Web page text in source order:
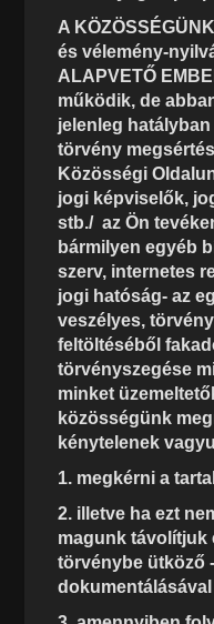
A
és vélemény-
ALAPVETŐ
működik, de
jelenleg
törvény
Közösségi
jogi képviselők,
stb./ az Ön
bármilyen egyéb
szerv, internetes
jogi hatóság- az
veszélyes,
feltöltéséből
törvényszegése
minket
közösségünk
kénytelenek
1. megkérni a
2. illetve ha ezt
magunk távolítjuk
törvénybe ütköző
dokumentálásával